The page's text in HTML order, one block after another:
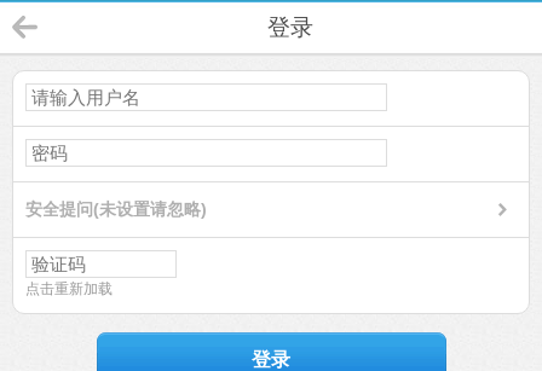
登录
安全提问(未设置请忽略)
点击重新加载
登录